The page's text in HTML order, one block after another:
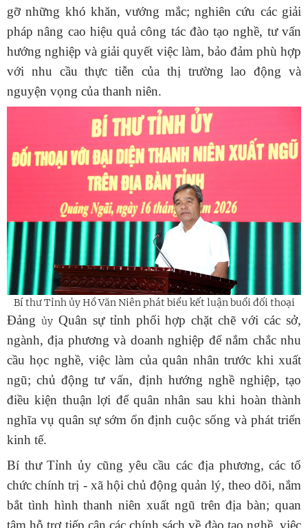
gỡ những khó khăn, vướng mắc; nghiên cứu các giải
pháp nâng cao hiệu quả công tác đào tạo nghề, tư vấn
hướng nghiệp và giải quyết việc làm, bảo đảm phù hợp
với nhu cầu thực tiễn của thị trường lao động và
nguyện vọng của thanh niên.
Bí thư TỉnhủyHồ Văn Niên phát biểu kết luận buổi đối thoại
Đảng ủyQuân sự tỉnh phối hợp chặt chẽ với các sở,
ngành, địa phương và doanh nghiệp để nắm chắc nhu
cầu học nghề, việc làm của quân nhân trước khi xuất
ngũ; chủ động tư vấn, định hướng nghề nghiệp, tạo
điều kiện thuận lợi để quân nhân sau khi hoàn thành
nghĩa vụ quân sự sớm ổn định cuộc sống và phát triển
kinh tế.
Bí thư Tỉnh ủy cũng yêu cầu các địa phương, các tổ
chức chính trị - xã hội chủ động quản lý, theo dõi, nắm
bắt tình hình thanh niên xuất ngũ trên địa bàn; quan
tâm hỗ trợ tiếp cận các chính sách về đào tạo nghề, việc